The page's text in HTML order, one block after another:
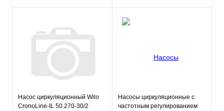
Насос циркуляционный Wilo
CronoLine-IL 50 270-30/2
Насосы циркуляционные с
частотным регулированием